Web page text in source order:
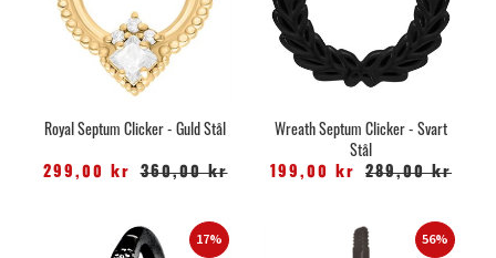
Royal Septum Clicker - Guld Stål
299,00 kr 360,00 kr
Wreath Septum Clicker - Svart
Stål
199,00 kr 289,00 kr
17% 56%